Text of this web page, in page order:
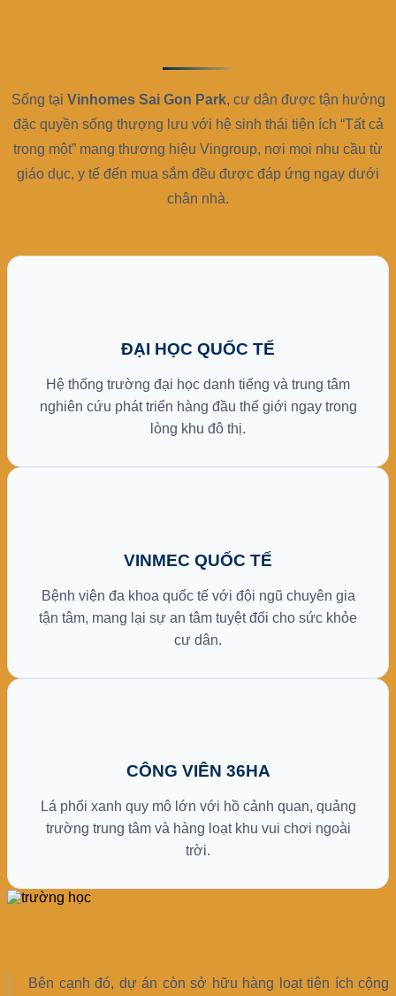
Sống tại Vinhomes Sai Gon Park, cư dân được tận hưởng
đặc quyền sống thượng lưu với hệ sinh thái tiện ích “Tất cả
trong một” mang thương hiệu Vingroup, nơi mọi nhu cầu từ
giáo dục, y tế đến mua sắm đều được đáp ứng ngay dưới
chân nhà.
ĐẠI HỌC QUỐC TẾ
Hệ thống trường đại học danh tiếng và trung tâm
nghiên cứu phát triển hàng đầu thế giới ngay trong
lòng khu đô thị.
VINMEC QUỐC TẾ
Bệnh viện đa khoa quốc tế với đội ngũ chuyên gia
tận tâm, mang lại sự an tâm tuyệt đối cho sức khỏe
cư dân.
CÔNG VIÊN 36HA
Lá phổi xanh quy mô lớn với hồ cảnh quan, quảng
trường trung tâm và hàng loạt khu vui chơi ngoài
trời.
Bên cạnh đó, dự án còn sở hữu hàng loạt tiện ích cộng